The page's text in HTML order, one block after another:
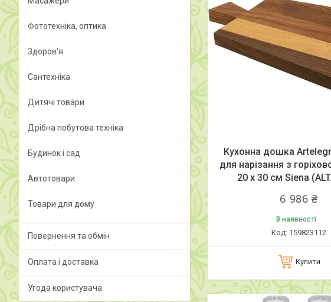
Кухонна дошка
для нарізання з
20 x 30 см Siena
6 986 ₴
В наявності
159823112
Купити
Фототехніка, оптика
Здоров'я
Сантехніка
Дитячі товари
Дрібна побутова техніка
Будинок і сад
Автотовари
Товари для дому
Повернення та обмін
Оплата і доставка
Угода користувача